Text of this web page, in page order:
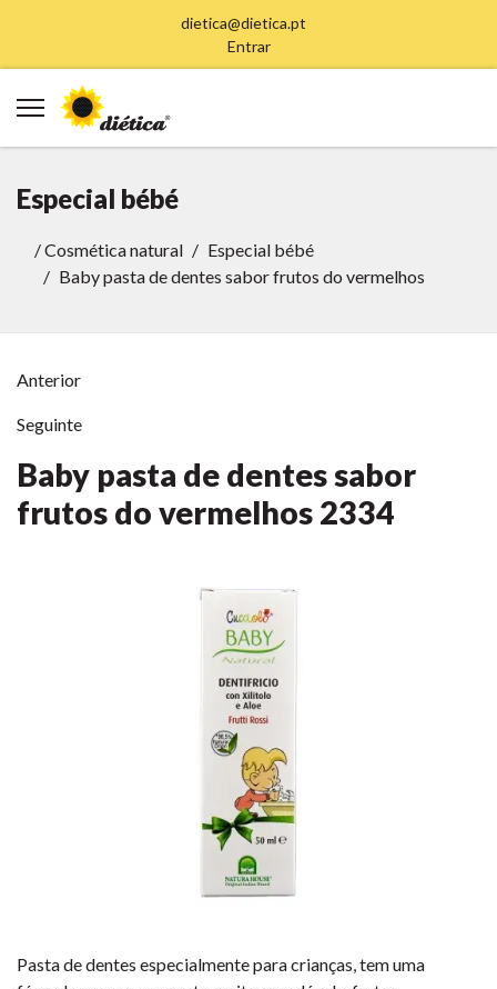
dietica@dietica.pt
Entrar
Especial bébé
/Cosmética natural
Especial bébé
Baby pasta de dentes sabor frutos do vermelhos
Anterior
Seguinte
Baby pasta de dentes sabor
frutos do vermelhos 2334
Pasta de dentes especialmente para crianças, tem uma